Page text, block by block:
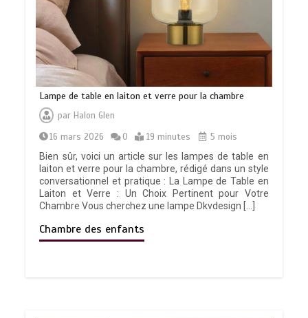
Lampe de table en laiton et verre pour la chambre
par Halon Glen
16 mars 2026
0 19 minutes
5 mois
Bien sûr, voici un article sur les lampes de table en
laiton et verre pour la chambre, rédigé dans un style
conversationnel et pratique : La Lampe de Table en
Laiton et Verre : Un Choix Pertinent pour Votre
Chambre Vous cherchez une lampe Dkvdesign […]
Chambre des enfants